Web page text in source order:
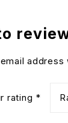
rating *